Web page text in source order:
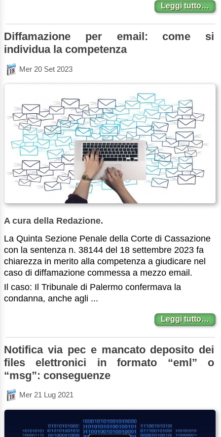
Leggi tutto…
Diffamazione per email: come si
individua la competenza
Mer 20 Set 2023
A cura della Redazione.
La Quinta Sezione Penale della Corte di Cassazione
con la sentenza n. 38144 del 18 settembre 2023 fa
chiarezza in merito alla competenza a giudicare nel
caso di diffamazione commessa a mezzo email.
Il caso: Il Tribunale di Palermo confermava la
condanna, anche agli ...
Leggi tutto…
Notifica via pec e mancato deposito dei
files elettronici in formato “eml” o
“msg”: conseguenze
Mer 21 Lug 2021